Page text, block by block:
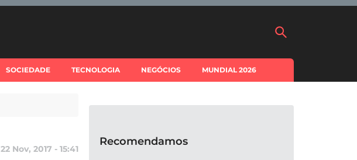
SOCIEDADE TECNOLOGIA NEGÓCIOS MUNDIAL 2026
22 Nov, 2017 - 15:41
Recomendamos